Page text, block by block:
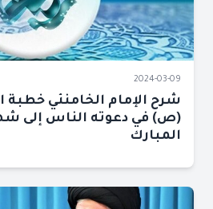
2024-03-09
شرح الإمام الخامنئي خطبة
(ص) في دعوته الناس إلى
المبارك